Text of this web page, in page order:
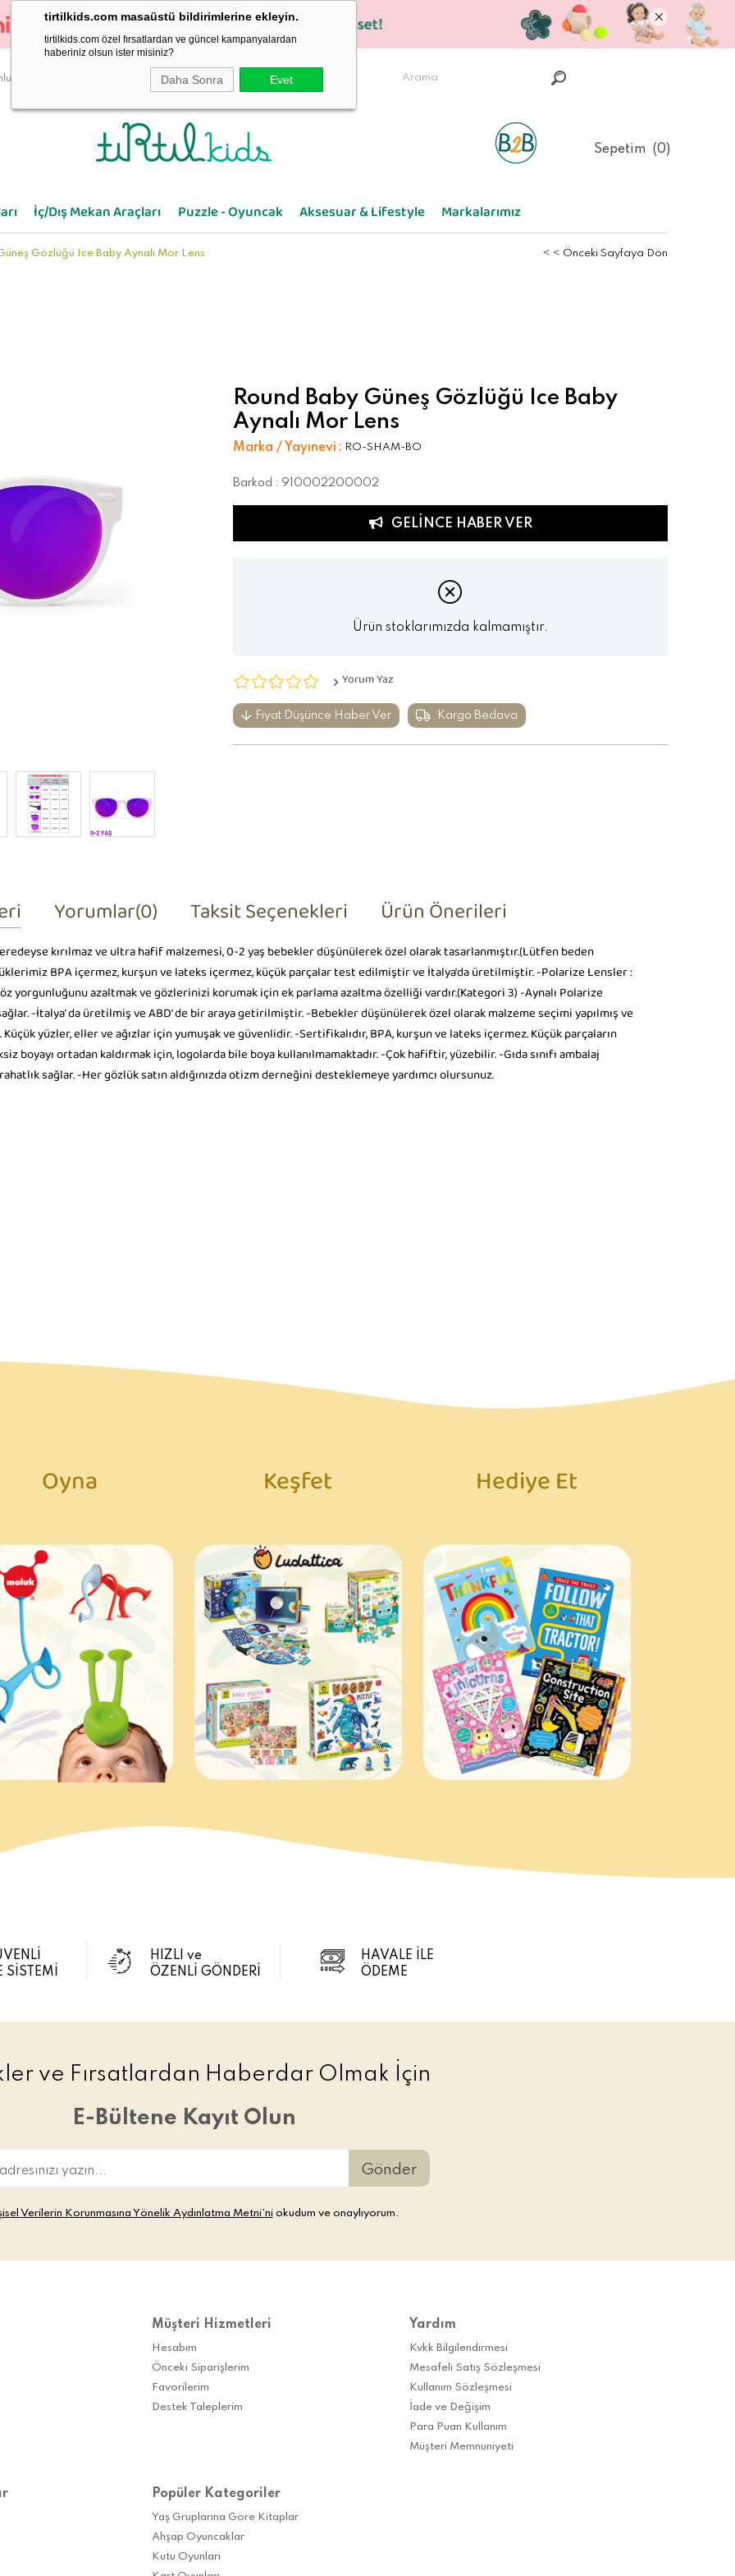
tirtilkids.com masaüstü bildirimlerine ekleyin.
tirtilkids.com özel fırsatlardan ve güncel kampanyalardan
haberiniz olsun ister misiniz?
Daha Sonra Evet
Sepetim 0
İç/Dış Mekan Araçları Puzzle - Oyuncak Aksesuar & Lifestyle Markalarımız
Gözlüğü Ice Baby Aynalı Mor Lens < < Önceki Sayfaya Dön
Round Baby Güneş Gözlüğü Ice Baby
Aynalı Mor Lens
Marka / Yayınevi : RO-SHAM-BO
Barkod : 910002200002
GELINCE HABER VER
Ürün stoklarımızda kalmamıştır.
Yorum Yaz
Fiyat Düşünce Haber Ver Kargo Bedava
Yorumlar(0) Taksit Seçenekleri Ürün Önerileri
kırılmaz ve ultra hafif malzemesi, 0-2 yaş bebekler düşünülerek özel olarak tasarlanmıştır.(Lütfen beden
BPA içermez, kurşun ve lateks içermez, küçük parçalar test edilmiştir ve İtalya'da üretilmiştir. -Polarize Lensler :
yorgunluğunu azaltmak ve gözlerinizi korumak için ek parlama azaltma özelliği vardır.(Kategori 3) -Aynalı Polarize
-İtalya’ da üretilmiş ve ABD’ de bir araya getirilmiştir. -Bebekler düşünülerek özel olarak malzeme seçimi yapılmış ve
yüzler, eller ve ağızlar için yumuşak ve güvenlidir. -Sertifikalıdır, BPA, kurşun ve lateks içermez. Küçük parçaların
ortadan kaldırmak için, logolarda bile boya kullanılmamaktadır. -Çok hafiftir, yüzebilir. -Gıda sınıfı ambalaj
sağlar. -Her gözlük satın aldığınızda otizm derneğini desteklemeye yardımcı olursunuz.
Oyna Keşfet Hediye Et
SİSTEMİ
HIZLI ve
ÖZENLİ GÖNDERİ
HAVALE İLE
ÖDEME
ve Fırsatlardan Haberdar Olmak İçin
E-Bültene Kayıt Olun
Gönder
Verilerin Korunmasına Yönelik Aydınlatma Metni’niokudum ve onaylıyorum.
Müşteri Hizmetleri
Hesabım
Önceki Siparişlerim
Favorilerim
Destek Taleplerim
Yardım
Kvkk Bilgilendirmesi
Mesafeli Satış Sözleşmesi
Kullanım Sözleşmesi
İade ve Değişim
Para Puan Kullanım
Müşteri Memnuniyeti
Popüler Kategoriler
Yaş Gruplarına Göre Kitaplar
Ahşap Oyuncaklar
Kutu Oyunları